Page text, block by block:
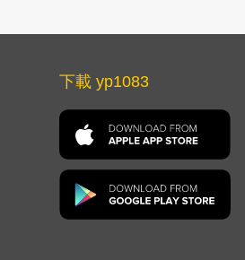
下載 yp1083